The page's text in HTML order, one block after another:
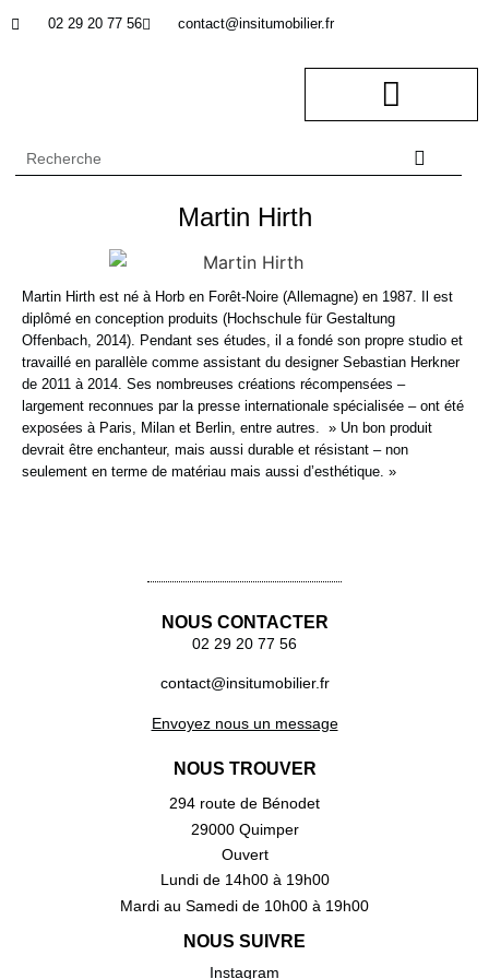
02 29 20 77 56 contact@insitumobilier.fr
Martin Hirth
Martin Hirth est né à Horb en Forêt-Noire (Allemagne) en 1987. Il est
diplômé en conception produits (Hochschule für Gestaltung
Offenbach, 2014). Pendant ses études, il a fondé son propre studio et
travaillé en parallèle comme assistant du designer Sebastian Herkner
de 2011 à 2014. Ses nombreuses créations récompensées –
largement reconnues par la presse internationale spécialisée – ont été
exposées à Paris, Milan et Berlin, entre autres. » Un bon produit
devrait être enchanteur, mais aussi durable et résistant – non
seulement en terme de matériau mais aussi d’esthétique. »
NOUS CONTACTER
02 29 20 77 56
contact@insitumobilier.fr
Envoyez nous un message
NOUS TROUVER
294 route de Bénodet
29000 Quimper
Ouvert
Lundi de 14h00 à 19h00
Mardi au Samedi de 10h00 à 19h00
NOUS SUIVRE
Instagram